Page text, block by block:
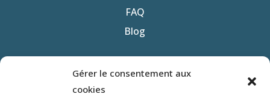
Gérer le consentement aux
cookies
FAQ
Blog
Nous contacter
Politique de confidentialité